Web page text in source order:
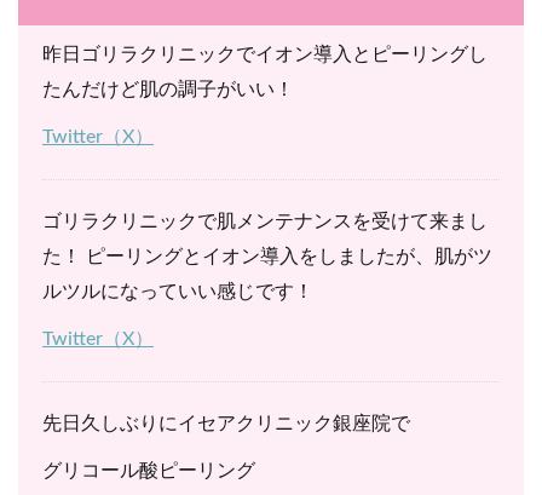
昨日ゴリラクリニックでイオン導入とピーリングし
たんだけど肌の調子がいい！
Twitter（X）
ゴリラクリニックで肌メンテナンスを受けて来まし
た！ ピーリングとイオン導入をしましたが、肌がツ
ルツルになっていい感じです！
Twitter（X）
先日久しぶりにイセアクリニック銀座院で
グリコール酸ピーリング